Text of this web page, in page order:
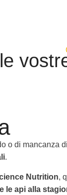
o di mancanza
.
Nutrition,
le api alla